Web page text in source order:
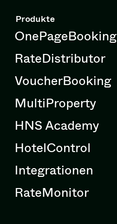
Produkte
OnePageBooking
RateDistributor
VoucherBooking
MultiProperty
HNS Academy
HotelControl
Integrationen
RateMonitor